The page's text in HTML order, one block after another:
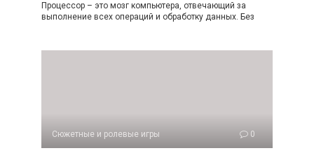
Процессор – это мозг компьютера, отвечающий за
выполнение всех операций и обработку данных. Без
Сюжетные и ролевые игры 0